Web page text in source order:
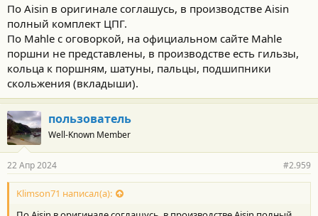
По Aisin в оригинале соглашусь, в производстве Aisin
полный комплект ЦПГ.
По Mahle с оговоркой, на официальном сайте Mahle
поршни не представлены, в производстве есть гильзы,
кольца к поршням, шатуны, пальцы, подшипники
скольжения (вкладыши).
пользователь
Well-Known Member
22 Апр 2024 #2.959
Klimson71 написал(а):